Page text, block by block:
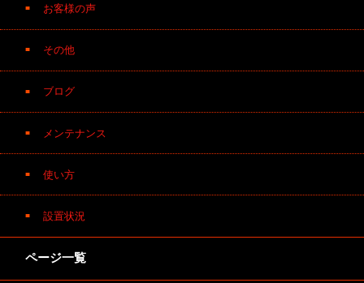
お客様の声
その他
ブログ
メンテナンス
使い方
設置状況
ページ一覧